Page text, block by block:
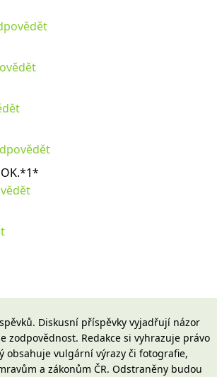
Diskusní příspěvky vyjadřují názor
zodpovědnost. Redakce si vyhrazuje právo
obsahuje vulgární výrazy či fotografie,
a zákonům ČR. Odstraněny budou